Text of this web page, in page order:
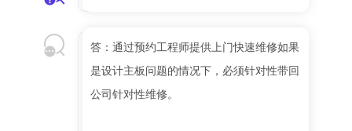
答：通过预约工程师提供上门快速维修如果
是设计主板问题的情况下，必须针对性带回
公司针对性维修。